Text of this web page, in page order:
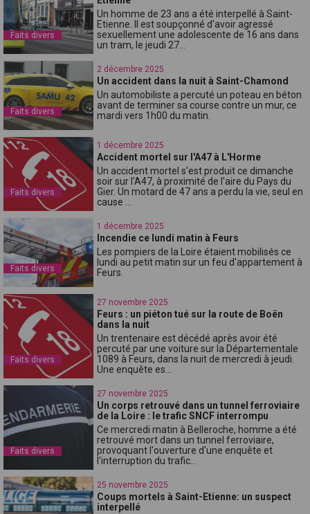
Faits divers
Un homme de 23 ans a été interpellé à Saint-
Etienne. Il est soupçonné d'avoir agressé
sexuellement une adolescente de 16 ans dans
un tram, le jeudi 27...
Faits divers
2 décembre 2025
Un accident dans la nuit à Saint-Chamond
Un automobiliste a percuté un poteau en béton
avant de terminer sa course contre un mur, ce
mardi vers 1h00 du matin.
Faits divers
1 décembre 2025
Accident mortel sur l'A47 à L'Horme
Un accident mortel s'est produit ce dimanche
soir sur l'A47, à proximité de l'aire du Pays du
Gier. Un motard de 47 ans a perdu la vie, seul en
cause ...
Faits divers
1 décembre 2025
Incendie ce lundi matin à Feurs
Les pompiers de la Loire étaient mobilisés ce
lundi au petit matin sur un feu d'appartement à
Feurs.
Faits divers
27 novembre 2025
Feurs : un piéton tué sur la route de Boën
dans la nuit
Un trentenaire est décédé après avoir été
percuté par une voiture sur la Départementale
1089 à Feurs, dans la nuit de mercredi à jeudi.
Une enquête es...
Faits divers
27 novembre 2025
Un corps retrouvé dans un tunnel ferroviaire
de la Loire : le trafic SNCF interrompu
Ce mercredi matin à Belleroche, homme a été
retrouvé mort dans un tunnel ferroviaire,
provoquant l'ouverture d'une enquête et
l'interruption du trafic...
25 novembre 2025
Coups mortels à Saint-Etienne: un suspect
interpellé